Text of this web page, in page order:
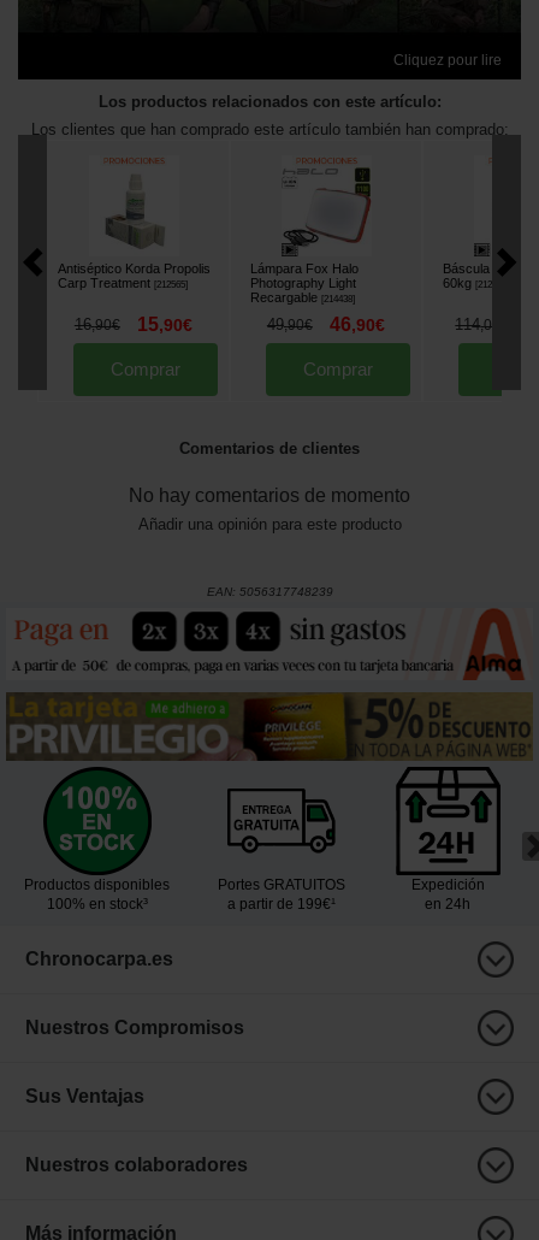
Cliquez pour lire
Los productos relacionados con este artículo:
Los clientes que han comprado este artículo también han comprado:
Antiséptico Korda Propolis
Carp Treatment [212565]
16,90€ 15,90€
Comprar
Lámpara Fox Halo
Photography Light
Recargable [214438]
49,90€ 46,90€
Comprar
Báscula Digital
60kg [212004
114,00
Comentarios de clientes
No hay comentarios de momento
Añadir una opinión para este producto
EAN: 5056317748239
Productos disponibles
100% en stock³
Portes GRATUITOS
a partir de 199€¹
Expedición
en 24h
Chronocarpa.es
Nuestros Compromisos
Sus Ventajas
Nuestros colaboradores
Más información